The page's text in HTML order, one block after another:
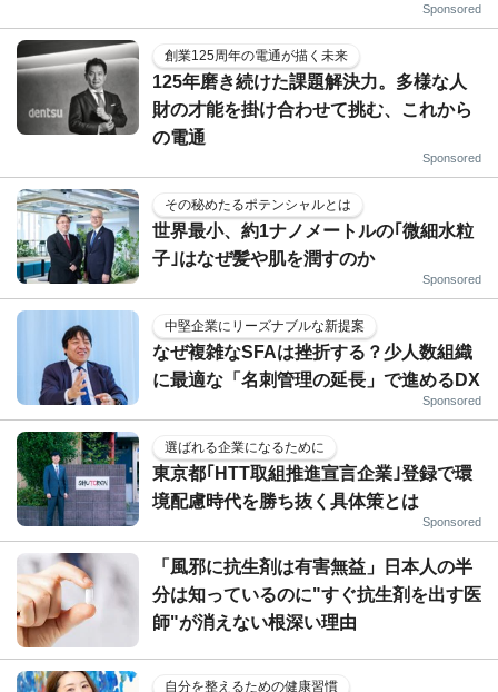
Sponsored
創業125周年の電通が描く未来
125年磨き続けた課題解決力。多様な人
財の才能を掛け合わせて挑む、これから
の電通
Sponsored
その秘めたるポテンシャルとは
世界最小、約1ナノメートルの｢微細水粒
子｣はなぜ髪や肌を潤すのか
Sponsored
中堅企業にリーズナブルな新提案
なぜ複雑なSFAは挫折する？少人数組織
に最適な「名刺管理の延長」で進めるDX
Sponsored
選ばれる企業になるために
東京都｢HTT取組推進宣言企業｣登録で環
境配慮時代を勝ち抜く具体策とは
Sponsored
「風邪に抗生剤は有害無益」日本人の半
分は知っているのに"すぐ抗生剤を出す医
師"が消えない根深い理由
自分を整えるための健康習慣